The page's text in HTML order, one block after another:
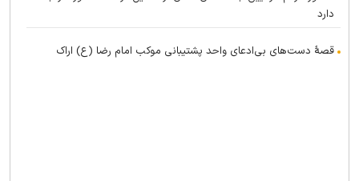
دارد
قصهٔ دست‌های بی‌ادعای واحد پشتیبانی موکب امام رضا (ع) اراک